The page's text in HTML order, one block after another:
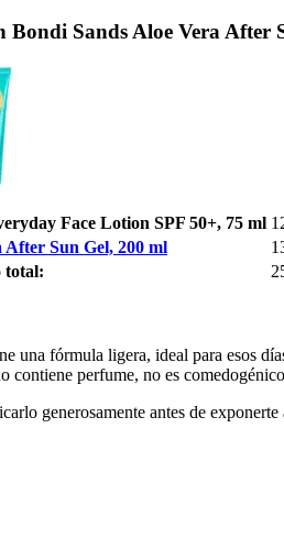
Sands Aloe Vera After
Face Lotion SPF 50+, 75 ml
After Sun Gel, 200 ml
total:
una fórmula ligera, ideal para esos
perfume, no es
generosamente antes de